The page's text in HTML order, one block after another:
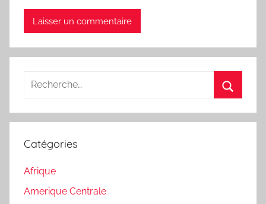
Recherche
:
Catégories
Afrique
Amerique Centrale